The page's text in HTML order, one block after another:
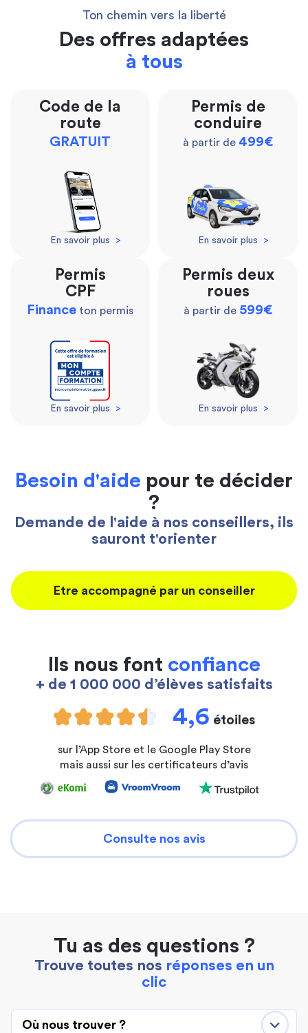
Ton chemin vers la liberté
Des offres adaptées
à tous
Code de la
route
GRATUIT
En savoir plus >
Permis de
conduire
à partir de 499€
En savoir plus >
Permis
CPF
Finance ton permis
En savoir plus >
Permis deux
roues
à partir de 599€
En savoir plus >
Besoin d'aide pour te décider
?
Demande de l'aide à nos conseillers, ils
sauront t'orienter
Etre accompagné par un conseiller
Ils nous font confiance
+ de 1 000 000 d’élèves satisfaits
4,6 étoiles
sur l’App Store et le Google Play Store
mais aussi sur les certificateurs d’avis
Consulte nos avis
Tu as des questions ?
Trouve toutes nos réponses en un
clic
Où nous trouver ?